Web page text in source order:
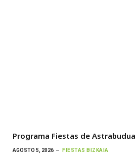
Programa Fiestas de Astrabudua
AGOSTO 5, 2026 FIESTAS BIZKAIA